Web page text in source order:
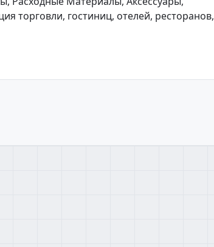
торговли, гостиниц, отелей, ресторанов,